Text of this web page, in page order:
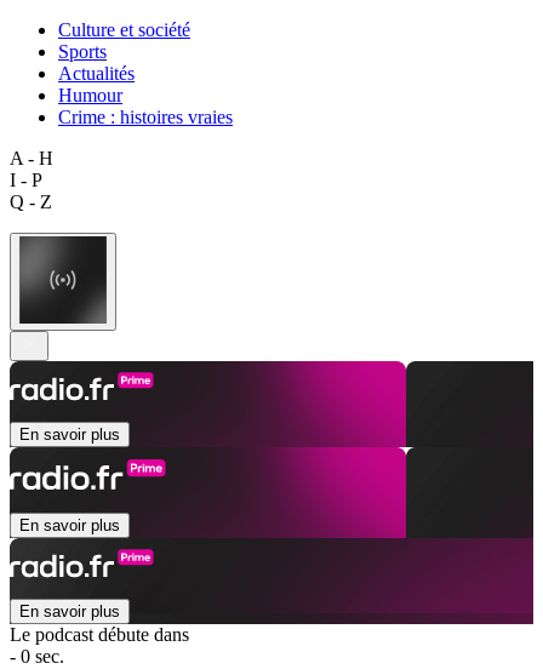
Culture et société
Sports
Actualités
Humour
Crime : histoires vraies
A - H
I - P
Q - Z
En savoir plus
En savoir plus
En savoir plus
Le podcast débute dans
- 0 sec.